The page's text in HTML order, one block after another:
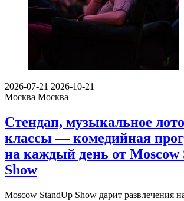
2026-07-21 2026-10-21
Москва Москва
Стендап, музыкальное
классы — комедийная
на каждый день от Moscow
Show
Moscow StandUp Show дарит развлечения